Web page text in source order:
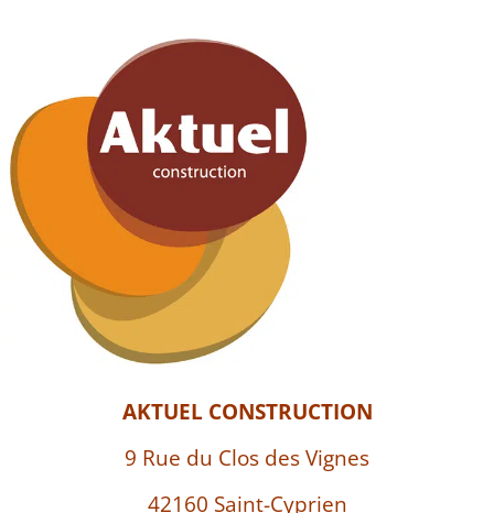
AKTUEL CONSTRUCTION
9 Rue du Clos des Vignes
42160 Saint-Cyprien